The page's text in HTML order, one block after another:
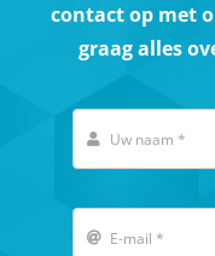
contact op met
graag alles